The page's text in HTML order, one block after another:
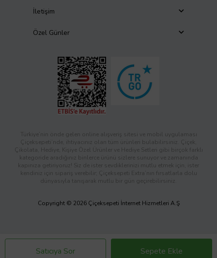
Satıcıya Sor Sepete Ekle
İletişim
Özel Günler
Türkiye’nin önde gelen online alışveriş sitesi ve mobil uygulaması
Çiçeksepeti’nde, ihtiyacınız olan tüm ürünleri bulabilirsiniz. Çiçek,
Çikolata, Hediye, Kişiye Özel Ürünler ve Hediye Setleri gibi birçok farklı
kategoride aradığınız binlerce ürünü sizlere sunuyor ve zamanında
kapınıza getiriyoruz! Siz de ister sevdiklerinizi mutlu etmek için, ister
kendiniz için sipariş verebilir; Çiçeksepeti Extra’nın fırsatlarla dolu
dünyasıyla tanışarak mutlu bir gün geçirebilirsiniz.
Copyright © 2026 Çiçeksepeti İnternet Hizmetleri A.Ş